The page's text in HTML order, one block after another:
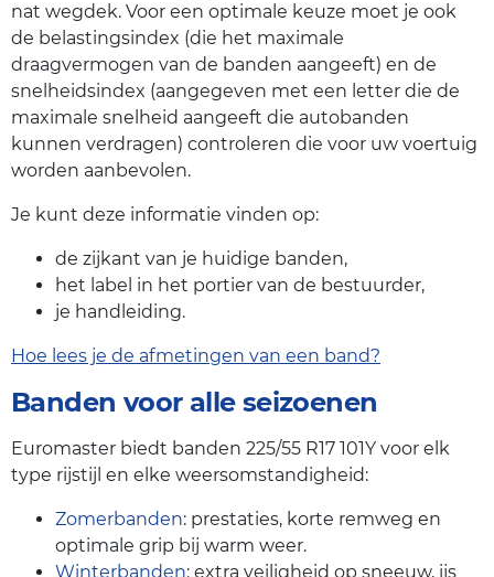
nat wegdek. Voor een optimale keuze moet je ook
de belastingsindex (die het maximale
draagvermogen van de banden aangeeft) en de
snelheidsindex (aangegeven met een letter die de
maximale snelheid aangeeft die autobanden
kunnen verdragen) controleren die voor uw voertuig
worden aanbevolen.
Je kunt deze informatie vinden op:
de zijkant van je huidige banden,
het label in het portier van de bestuurder,
je handleiding.
Hoe lees je de afmetingen van een band?
Banden voor alle seizoenen
Euromaster biedt banden 225/55 R17 101Y voor elk
type rijstijl en elke weersomstandigheid:
Zomerbanden: prestaties, korte remweg en
optimale grip bij warm weer.
Winterbanden: extra veiligheid op sneeuw, ijs